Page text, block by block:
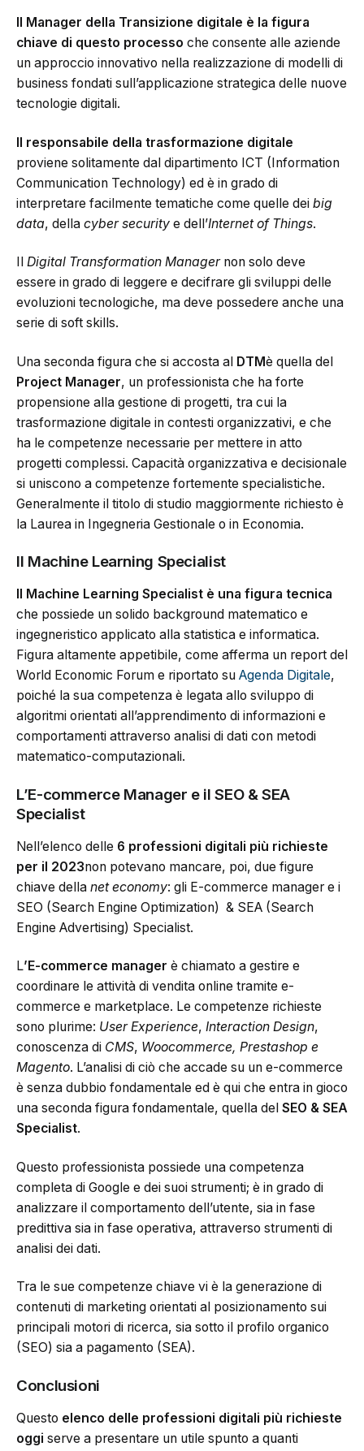
Il Manager della Transizione digitale è la figura
chiave di questo processo che consente alle aziende
un approccio innovativo nella realizzazione di modelli di
business fondati sull’applicazione strategica delle nuove
tecnologie digitali.
Il responsabile della trasformazione digitale
proviene solitamente dal dipartimento ICT (Information
Communication Technology) ed è in grado di
interpretare facilmente tematiche come quelle dei big
data, della cyber security e dell’Internet of Things.
Digital Transformation Managernon solo deve
essere in grado di leggere e decifrare gli sviluppi delle
evoluzioni tecnologiche, ma deve possedere anche una
serie di soft skills.
Una seconda figura che si accosta al DTMè quella del
Project Manager, un professionista che ha forte
propensione alla gestione di progetti, tra cui la
trasformazione digitale in contesti organizzativi, e che
ha le competenze necessarie per mettere in atto
progetti complessi. Capacità organizzativa e decisionale
si uniscono a competenze fortemente specialistiche.
Generalmente il titolo di studio maggiormente richiesto è
la Laurea in Ingegneria Gestionale o in Economia.
Il Machine Learning Specialist
Il Machine Learning Specialist è una figura tecnica
che possiede un solido background matematico e
ingegneristico applicato alla statistica e informatica.
Figura altamente appetibile, come afferma un report del
World Economic Forum e riportato su Agenda Digitale,
poiché la sua competenza è legata allo sviluppo di
algoritmi orientati all’apprendimento di informazioni e
comportamenti attraverso analisi di dati con metodi
matematico-computazionali.
L’E-commerce Manager e il SEO & SEA
Specialist
Nell’elenco delle 6 professioni digitali più richieste
per il 2023non potevano mancare, poi, due figure
chiave della net economy: gli E-commerce manager e i
SEO (Search Engine Optimization) & SEA (Search
Engine Advertising) Specialist.
L’E-commerce manager è chiamato a gestire e
coordinare le attività di vendita online tramite e-
commerce e marketplace. Le competenze richieste
sono plurime: User Experience, Interaction Design,
conoscenza di CMS, Woocommerce, Prestashop e
Magento. L’analisi di ciò che accade su un e-commerce
è senza dubbio fondamentale ed è qui che entra in gioco
una seconda figura fondamentale, quella del SEO & SEA
Specialist.
Questo professionista possiede una competenza
completa di Google e dei suoi strumenti; è in grado di
analizzare il comportamento dell’utente, sia in fase
predittiva sia in fase operativa, attraverso strumenti di
analisi dei dati.
Tra le sue competenze chiave vi è la generazione di
contenuti di marketing orientati al posizionamento sui
principali motori di ricerca, sia sotto il profilo organico
(SEO) sia a pagamento (SEA).
Conclusioni
Questo elenco delle professioni digitali più richieste
oggi serve a presentare un utile spunto a quanti